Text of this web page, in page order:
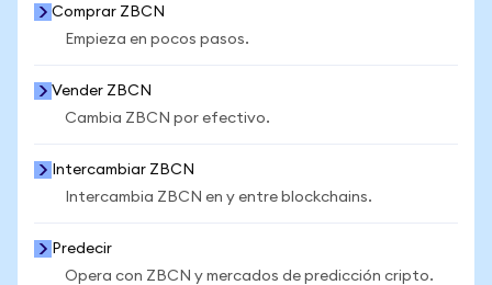
Comprar ZBCN
Empieza en pocos pasos.
Vender ZBCN
Cambia ZBCN por efectivo.
Intercambiar ZBCN
Intercambia ZBCN en y entre blockchains.
Predecir
Opera con ZBCN y mercados de predicción cripto.